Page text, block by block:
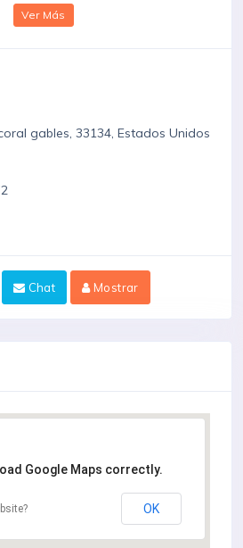
Ver Más
gables, 33134, Estados Unidos
Chat Mostrar
Google Maps correctly.
OK